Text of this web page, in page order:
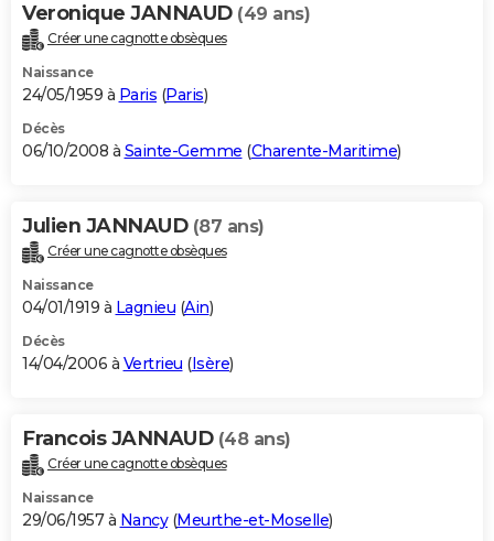
Veronique JANNAUD (49 ans)
Créer une cagnotte obsèques
Naissance
24/05/1959 à Paris (Paris)
Décès
06/10/2008 à Sainte-Gemme (Charente-Maritime)
Julien JANNAUD (87 ans)
Créer une cagnotte obsèques
Naissance
04/01/1919 à Lagnieu (Ain)
Décès
14/04/2006 à Vertrieu (Isère)
Francois JANNAUD (48 ans)
Créer une cagnotte obsèques
Naissance
29/06/1957 à Nancy(Meurthe-et-Moselle)